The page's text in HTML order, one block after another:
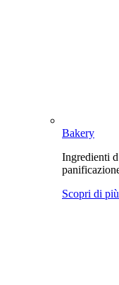
Bakery
Ingredienti
Scopri di